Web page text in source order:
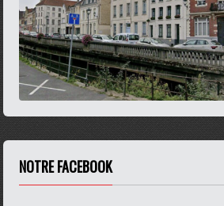
NOTRE FACEBOOK